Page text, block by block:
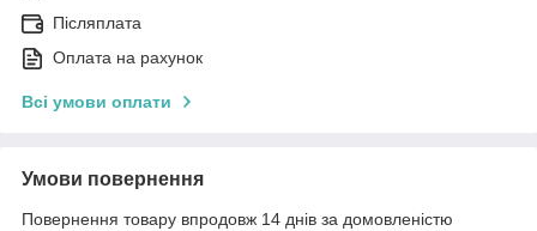
Післяплата
Оплата на рахунок
Всі умови оплати
Умови повернення
Повернення товару впродовж 14 днів за домовленістю